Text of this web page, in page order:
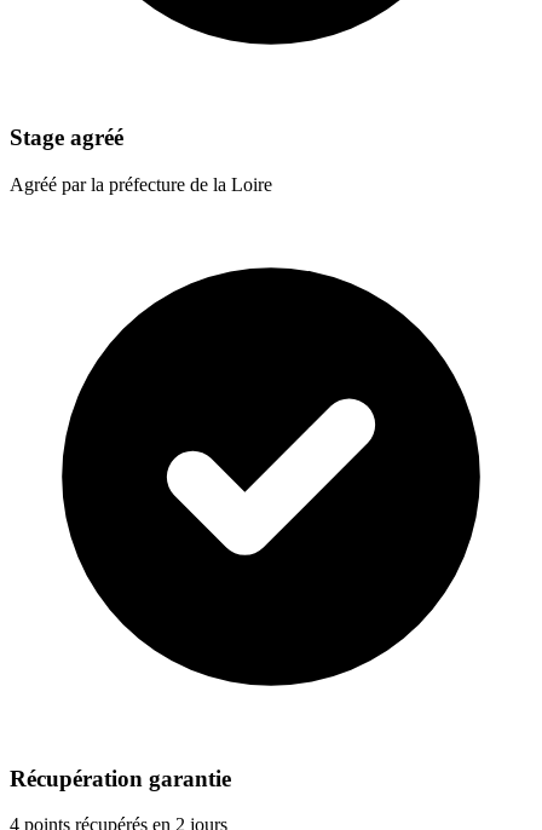
Stage agréé
Agréé par la préfecture de la Loire
Récupération garantie
4 points récupérés en 2 jours